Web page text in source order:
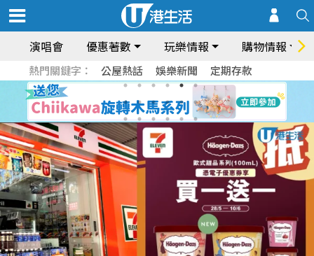
演唱會 優惠著數 玩樂情報 購物情報
熱門關鍵字： 公屋熱話 娛樂新聞 定期存款